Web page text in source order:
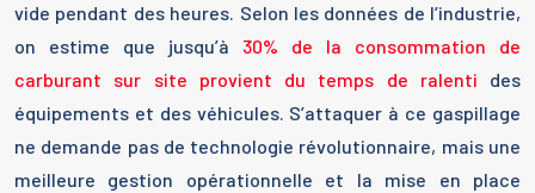
vide pendant des heures. Selon les données de l’industrie,
on estime que jusqu’à 30% de la consommation de
carburant sur site provient du temps de ralenti des
équipements et des véhicules. S’attaquer à ce gaspillage
ne demande pas de technologie révolutionnaire, mais une
meilleure gestion opérationnelle et la mise en place